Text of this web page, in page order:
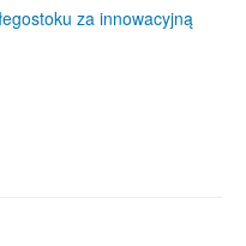
za innowacyjną